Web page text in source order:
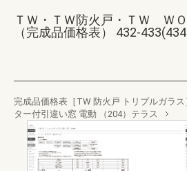
ＴＷ・ＴＷ防火戸・ＴＷ Ｗ
（完成品価格表） 432-
完成品価格表［TW 防火戸 トリプルガラス
ター付引違い窓 電動 （204）テラス